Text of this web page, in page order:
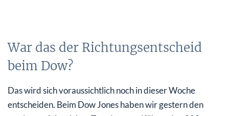
War das der Richtungsentscheid
beim Dow?
Das wird sich voraussichtlich noch in dieser Woche
entscheiden. Beim Dow Jones haben wir gestern den